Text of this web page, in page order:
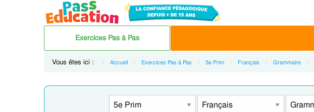
Exercices Pas à Pas
Vous êtes ici : Accueil Exercices Pas à Pas 5e Prim Français Grammaire